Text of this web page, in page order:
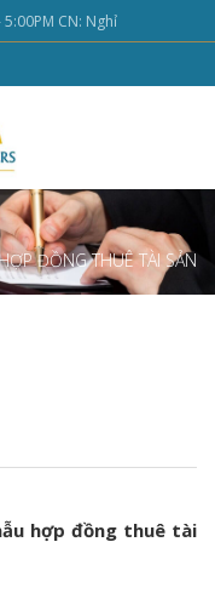
CN: Nghỉ
ĐỒNG THUÊ TÀI SẢN
hợp đồng thuê tài